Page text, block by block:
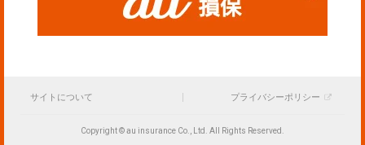
サイトについて プライバシーポリシー
Copyright © au insurance Co., Ltd. All Rights Reserved.